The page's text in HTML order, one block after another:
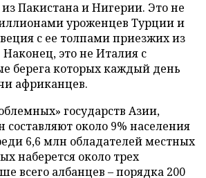
Пакистана и Нигерии. Это не
уроженцев Турции и
с ее толпами приезжих из
это не Италия с
берега которых каждый день
африканцев.
государств Азии,
около 9% населения
6,6 млн обладателей местных
наберется около трех
всего албанцев – порядка 200